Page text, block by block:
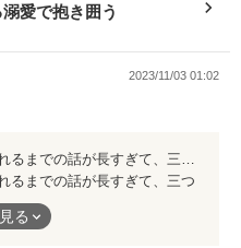
愛で抱き囲う
2023/11/03 01:02
までの話が長すぎて、三つ
した。
る